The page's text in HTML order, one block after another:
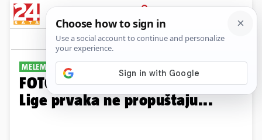
PRIJAVA
Galerija Komentari
MELEM ZA OČI
FOTO Zbog njih se ni emisije
Lige prvaka ne propuštaju...